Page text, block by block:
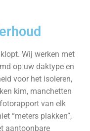
Wij werken met
op uw daktype en
voor het isoleren,
kim, manchetten
van elk
“meters plakken”,
aantoonbare